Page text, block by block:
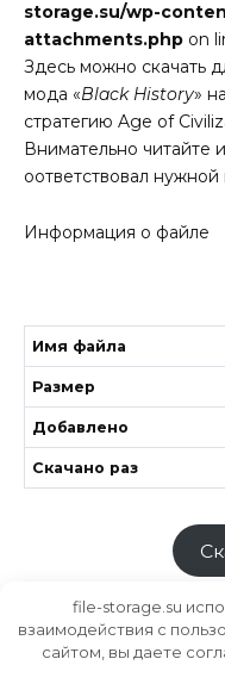
storage.su/wp-
attachments.php on
Здесь можно скачать
мода «Black History»
стратегию Age of
Внимательно читайте
оответствовал
Информация о файле
Имя файла
Размер
Добавлено
Скачано раз
file-storage.su
взаимодействия с
сайтом, вы даете